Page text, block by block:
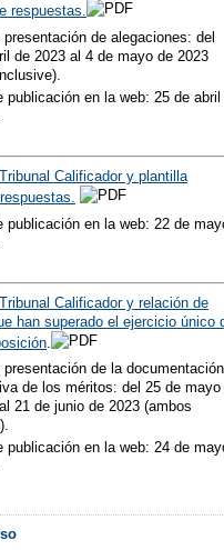
respuestas.
presentación de alegaciones: del
de 2023 al 4 de mayo de 2023
publicación en la web: 25 de abril
Calificador y plantilla
publicación en la web: 22 de
Calificador y relación de
han superado el ejercicio único
presentación de la documentación
de los méritos: del 25 de mayo
21 de junio de 2023 (ambos
publicación en la web: 24 de